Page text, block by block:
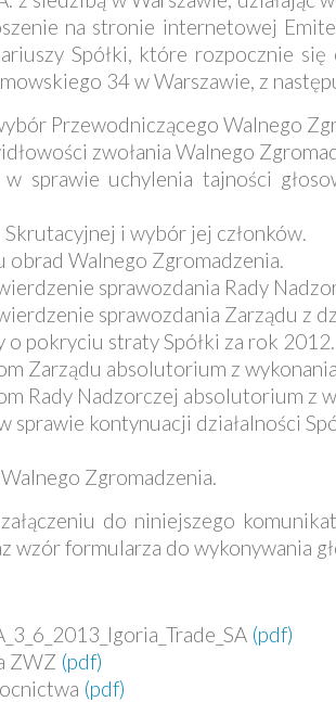
na stronie internetowej
Spółki, które rozpocznie
34 w Warszawie, z
Przewodniczącego Walnego
zwołania Walnego
w sprawie uchylenia tajności
Skrutacyjnej i wybór jej członków.
obrad Walnego Zgromadzenia.
sprawozdania Rady
sprawozdania Zarządu z
o pokryciu straty Spółki za rok 2012.
Zarządu absolutorium z
Rady Nadzorczej absolutorium z
sprawie kontynuacji działalności
Zgromadzenia.
do niniejszego
wzór formularza do wykonywania
(pdf)
ZWZ (pdf)
(pdf)